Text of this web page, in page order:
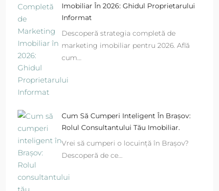
Imobiliar În 2026: Ghidul Proprietarului
Informat
Descoperă strategia completă de
marketing imobiliar pentru 2026. Află
cum…
Cum Să Cumperi Inteligent În Brașov:
Rolul Consultantului Tău Imobiliar.
Vrei să cumperi o locuință în Brașov?
Descoperă de ce…